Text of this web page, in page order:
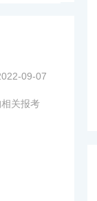
09-07
关报考